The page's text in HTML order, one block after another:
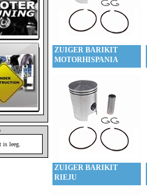
is leeg.
ZUIGER BARIKIT
MOTORHISPANIA
ZUIGER BARIKIT
RIEJU